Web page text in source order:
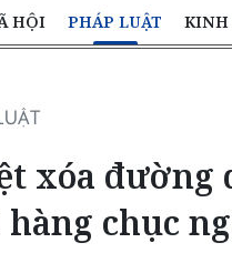
HỘI PHÁP LUẬT KINH
xóa đường
chục